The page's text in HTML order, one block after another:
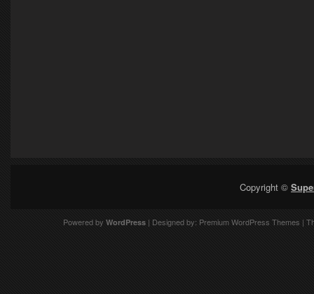
Copyright ©
Powered by WordPress| Designed by: Premium WordPress Themes |